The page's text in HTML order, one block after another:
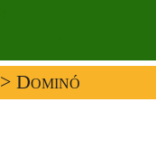
> Dominó